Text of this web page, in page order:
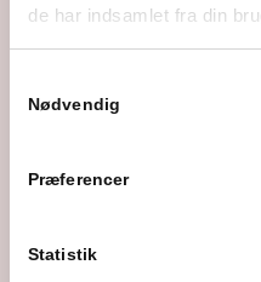
de har indsamlet fra din
Nødvendig
Præferencer
Statistik
Om vores
Studiecoachens
års erfaring som både
forløb ud fra elevens
1:1 privatundervisning har